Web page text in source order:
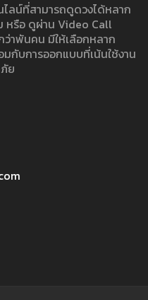
ลน์ที่สามารถดูดวงได้หลาก
หรือ ดูผ่าน Video Call
าพันคน มีให้เลือกหลาก
กับการออกแบบที่เน้นใช้งาน
ย